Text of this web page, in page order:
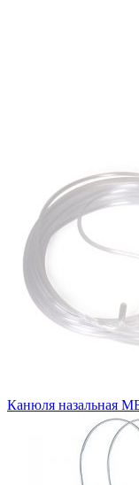
Канюля назальная